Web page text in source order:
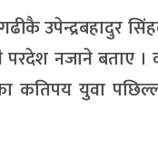
उपेन्द्रबहादुर
नजाने बताए ।
कतिपय युवा